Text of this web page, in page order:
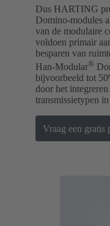
Dus HARTING
Domino-modules
van de modulaire
voldoen primair
besparen van
Han-Modular®
bijvoorbeeld tot
door het
transmissietypen
Vraag een gratis